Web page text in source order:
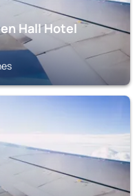
Hall Hotel